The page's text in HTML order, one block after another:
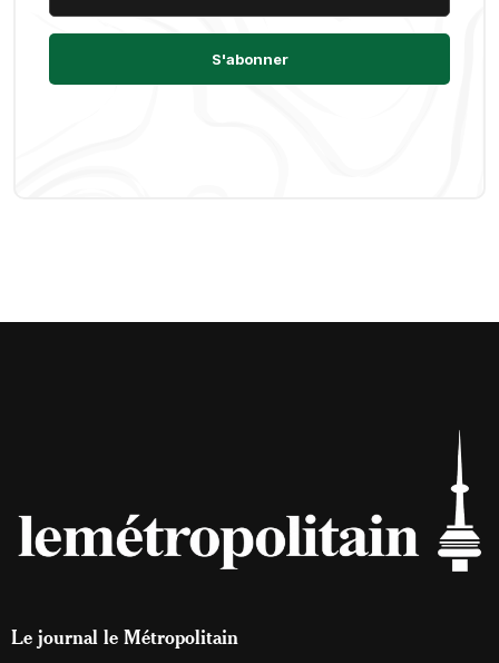
Le journal le Métropolitain